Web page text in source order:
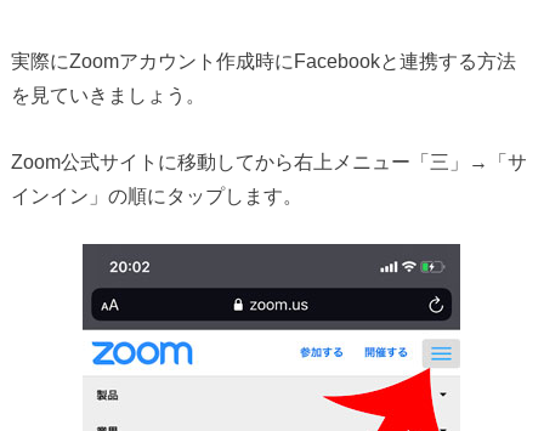
実際にZoomアカウント作成時にFacebookと連携する方法
を見ていきましょう。
Zoom公式サイトに移動してから右上メニュー「三」→「サ
インイン」の順にタップします。